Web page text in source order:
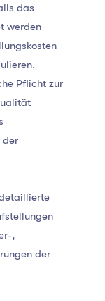
das
werden
Pflicht zur
der
,
der